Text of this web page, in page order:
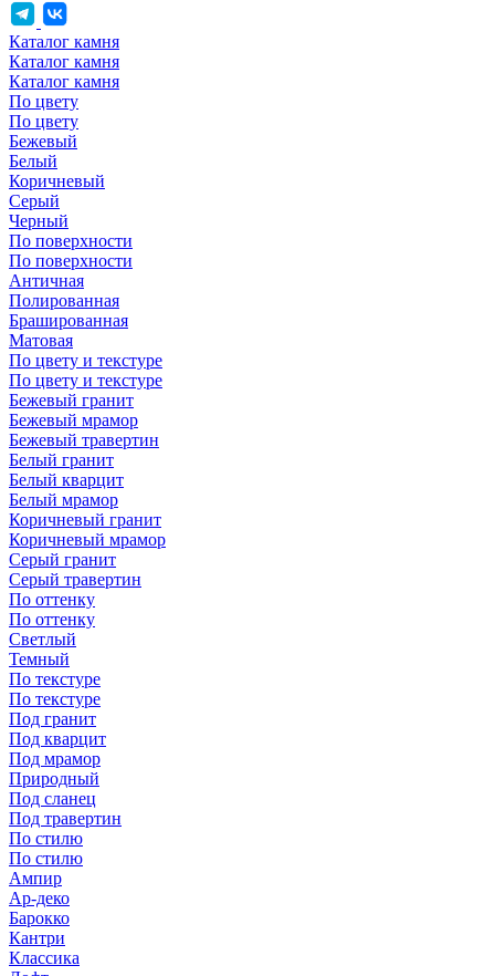
Каталог камня
Каталог камня
Каталог камня
По цвету
По цвету
Бежевый
Белый
Коричневый
Серый
Черный
По поверхности
По поверхности
Античная
Полированная
Брашированная
Матовая
По цвету и текстуре
По цвету и текстуре
Бежевый гранит
Бежевый мрамор
Бежевый травертин
Белый гранит
Белый кварцит
Белый мрамор
Коричневый гранит
Коричневый мрамор
Серый гранит
Серый травертин
По оттенку
По оттенку
Светлый
Темный
По текстуре
По текстуре
Под гранит
Под кварцит
Под мрамор
Природный
Под сланец
Под травертин
По стилю
По стилю
Ампир
Ар-деко
Барокко
Кантри
Классика